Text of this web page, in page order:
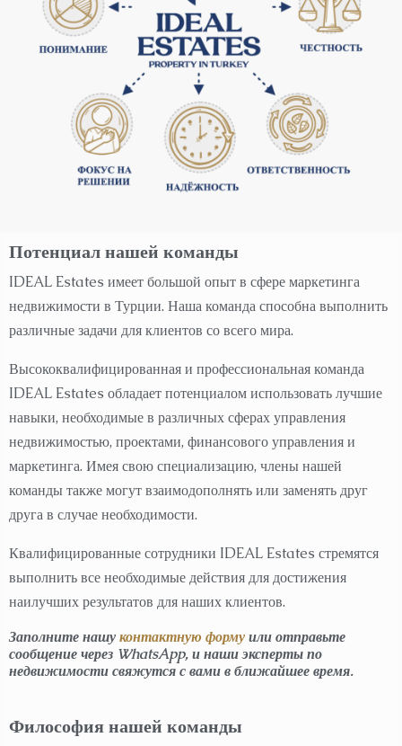
Потенциалнашей команды
IDEAL Estates имеет большой опыт в сфере маркетинга
недвижимости в Турции. Наша команда способна выполнить
различные задачи для клиентов со всего мира.
Высококвалифицированная и профессиональная команда
IDEAL Estates обладает потенциалом использовать лучшие
навыки, необходимые в различных сферах управления
недвижимостью, проектами, финансового управления и
маркетинга. Имея свою специализацию, члены нашей
команды также могут взаимодополнять или заменять друг
друга в случае необходимости.
Квалифицированные сотрудники IDEAL Estates стремятся
выполнить все необходимые действия для достижения
наилучших результатов для наших клиентов.
Заполните нашуконтактную формуили отправьте
сообщение через WhatsApp, и наши эксперты по
недвижимости свяжутся с вами в ближайшее время.
Философиянашей команды